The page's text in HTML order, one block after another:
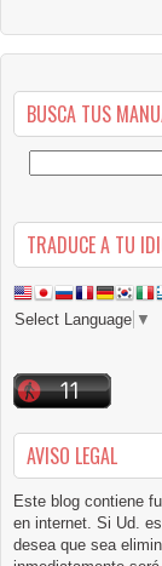
BUSCA TUS
TRADUCE A TU
Select Language ▼
AVISO LEGAL
Este blog contiene
en internet. Si Ud.
desea que sea